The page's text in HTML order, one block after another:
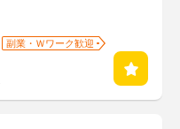
副業・Ｗワーク歓迎